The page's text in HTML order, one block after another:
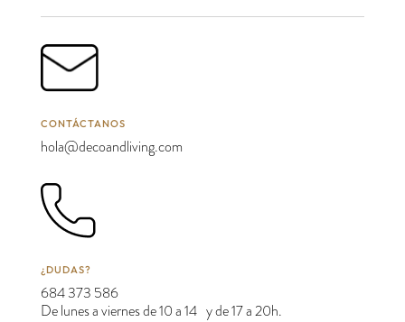
CONTÁCTANOS
hola@decoandliving.com
¿DUDAS?
684 373 586
De lunes a viernes de 10 a 14 y de 17 a 20h.